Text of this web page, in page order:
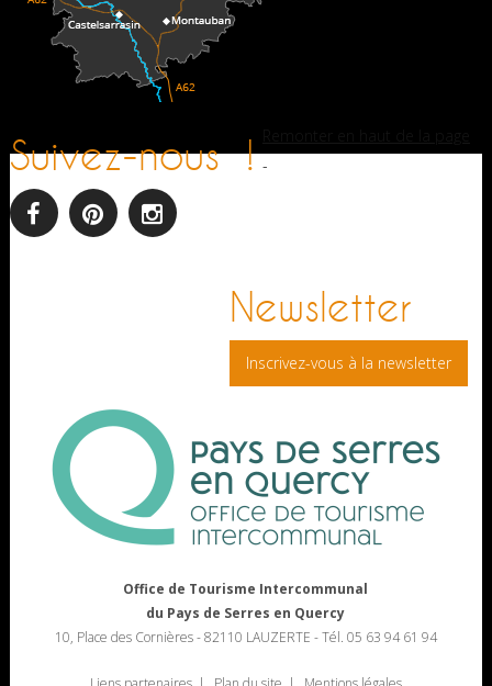
Suivez-nous !
Newsletter
Inscrivez-vous à la newsletter
-
Office de Tourisme Intercommunal
du Pays de Serres en Quercy
10, Place des Cornières - 82110 LAUZERTE - Tél. 05 63 94 61 94